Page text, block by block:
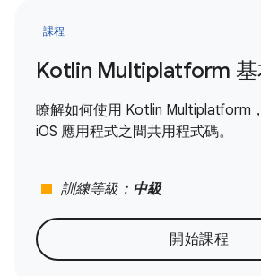
課程
Kotlin Multiplatform 基
瞭解如何使用 Kotlin Multiplatform
iOS 應用程式之間共用程式碼。
stop 訓練等級： 中級
開始課程